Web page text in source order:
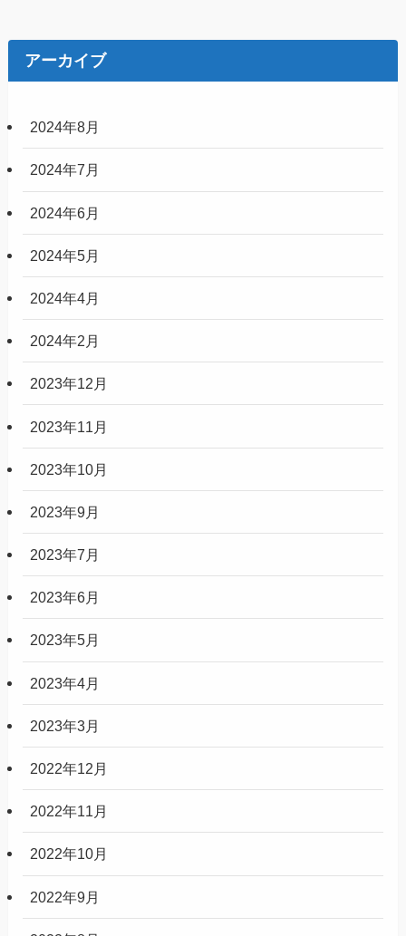
アーカイブ
2024年8月
2024年7月
2024年6月
2024年5月
2024年4月
2024年2月
2023年12月
2023年11月
2023年10月
2023年9月
2023年7月
2023年6月
2023年5月
2023年4月
2023年3月
2022年12月
2022年11月
2022年10月
2022年9月